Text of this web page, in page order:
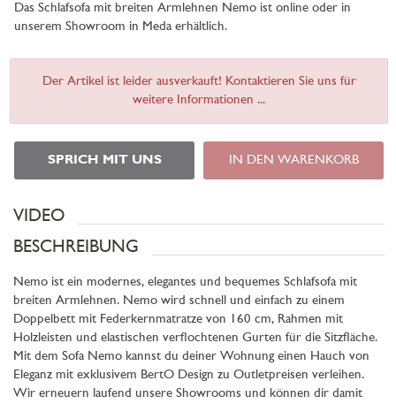
Das Schlafsofa mit breiten Armlehnen Nemo ist online oder in
unserem Showroom in Meda erhältlich.
Der Artikel ist leider ausverkauft! Kontaktieren Sie uns für
weitere Informationen ...
SPRICH MIT UNS IN DEN WARENKORB
VIDEO
BESCHREIBUNG
Nemo ist ein modernes, elegantes und bequemes Schlafsofa mit
breiten Armlehnen. Nemo wird schnell und einfach zu einem
Doppelbett mit Federkernmatratze von 160 cm, Rahmen mit
Holzleisten und elastischen verflochtenen Gurten für die Sitzfläche.
Mit dem Sofa Nemo kannst du deiner Wohnung einen Hauch von
Eleganz mit exklusivem BertO Design zu Outletpreisen verleihen.
Wir erneuern laufend unsere Showrooms und können dir damit